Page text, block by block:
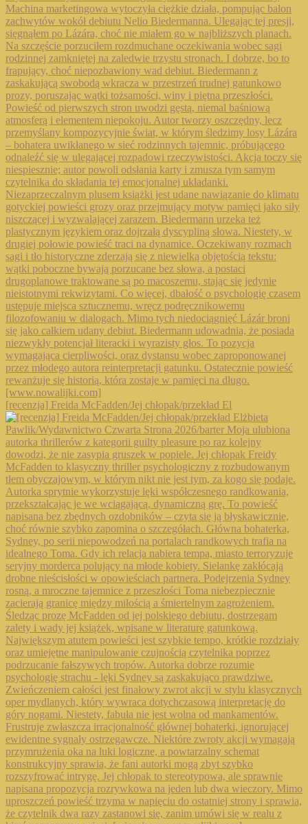
[recenzja] Freida McFadden/Jej chłopak/przekład El